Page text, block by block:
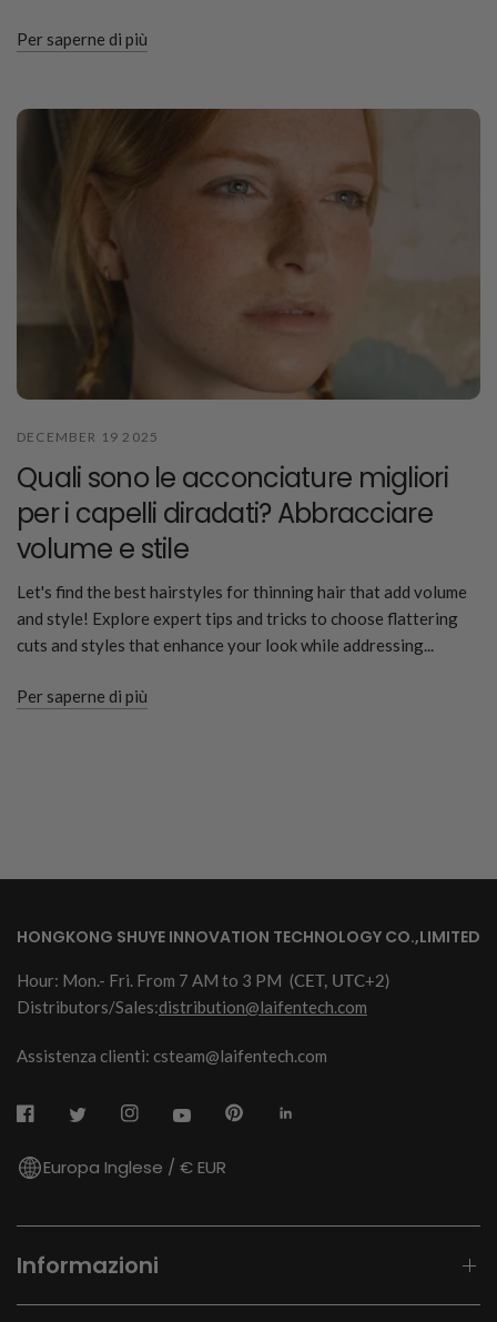
Per saperne di più
DECEMBER 19 2025
Quali sono le acconciature migliori
per i capelli diradati? Abbracciare
volume e stile
Let's find the best hairstyles for thinning hair that add volume
and style! Explore expert tips and tricks to choose flattering
cuts and styles that enhance your look while addressing...
Per saperne di più
HONGKONG SHUYE INNOVATION TECHNOLOGY CO.,LIMITED
Hour: Mon.- Fri. From 7 AM to 3 PM (CET, UTC+2)
Distributors/Sales:distribution@laifentech.com
Assistenza clienti: csteam@laifentech.com
Europa Inglese / € EUR
Informazioni